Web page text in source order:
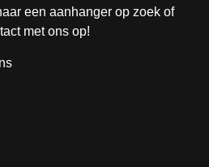
een aanhanger op zoek of
met ons op!